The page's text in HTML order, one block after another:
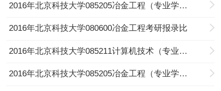
2016年北京科技大学085205冶金工程（专业学位）考研报录比
2016年北京科技大学080600冶金工程考研报录比
2016年北京科技大学085211计算机技术（专业学位）考研报录比
2016年北京科技大学085205冶金工程（专业学位）考研报录比